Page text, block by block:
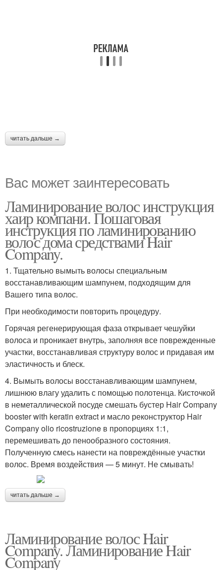
читать дальше →
Вас может заинтересовать
Ламинирование волос инструкция
хаир компани. Пошаговая
инструкция по ламинированию
волос дома средствами Hair
Company.
1. Тщательно вымыть волосы специальным
восстанавливающим шампунем, подходящим для
Вашего типа волос.
При необходимости повторить процедуру.
Горячая регенерирующая фаза открывает чешуйки
волоса и проникает внутрь, заполняя все поврежденные
участки, восстанавливая структуру волос и придавая им
эластичность и блеск.
4. Вымыть волосы восстанавливающим шампунем,
лишнюю влагу удалить с помощью полотенца. Кисточкой
в неметаллической посуде смешать бустер Hair Company
booster with keratin extract и масло реконструктор Hair
Company olio ricostruzione в пропорциях 1:1,
перемешивать до пенообразного состояния.
Полученную смесь нанести на повреждённые участки
волос. Время воздействия — 5 минут. Не смывать!
читать дальше →
Ламинирование волос Hair
Company. Ламинирование Hair
Company